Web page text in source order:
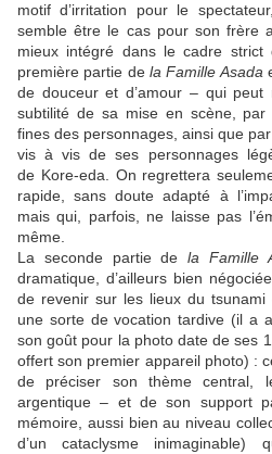
motif d’irritation pour le
semble être le cas pour son frère
mieux intégré dans le cadre strict
première partie de la Famille Asada
de douceur et d’amour – qui
subtilité de sa mise en scène, par
fines des personnages, ainsi que
vis à vis de ses personnages
de Kore-eda . On regrettera
rapide, sans doute adapté à
mais qui, parfois, ne laisse pas
même.
La seconde partie dela Famille
dramatique, d’ailleurs bien
de revenir sur les lieux du
une sorte de vocation tardive (il a
son goût pour la photo date de ses
offert son premier appareil photo) :
de préciser son thème central,
argentique – et de son support
mémoire, aussi bien au niveau
d’un cataclysme inimaginable)